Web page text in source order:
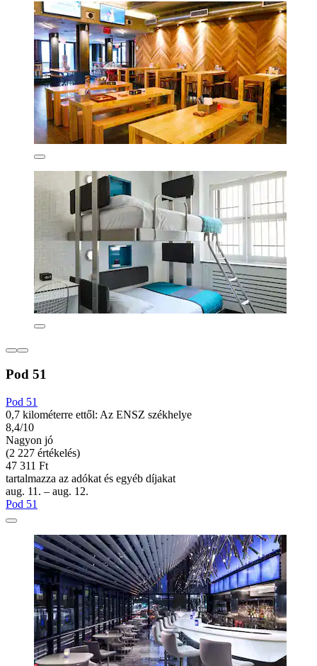
Pod 51
Pod 51
0,7 kilométerre ettől: Az ENSZ székhelye
8,4/10
Nagyon jó
(2 227 értékelés)
47 311 Ft
tartalmazza az adókat és egyéb díjakat
aug. 11. – aug. 12.
Pod 51